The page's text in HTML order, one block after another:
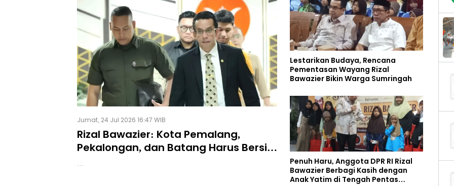
Jumat, 24 Jul 2026 16:47 WIB
Rizal Bawazier: Kota Pemalang,
Pekalongan, dan Batang Harus Bersih
…
Lestarikan Budaya, Rencana
Pementasan Wayang Rizal
Bawazier Bikin Warga Sumringah
Penuh Haru, Anggota DPR RI Rizal
Bawazier Berbagi Kasih dengan
Anak Yatim di Tengah Pentas